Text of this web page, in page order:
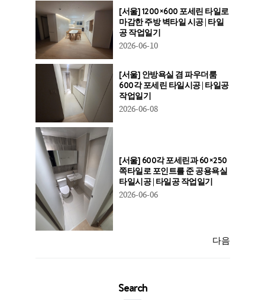
[서울] 1200×600 포세린 타일로
마감한 주방 벽타일 시공 | 타일
공 작업일기
2026-06-10
[서울] 안방욕실 겸 파우더룸
600각 포세린 타일시공 | 타일공
작업일기
2026-06-08
[서울] 600각 포세린과 60×250
쪽타일로 포인트를 준 공용욕실
타일시공 | 타일공 작업일기
2026-06-06
다음
Search